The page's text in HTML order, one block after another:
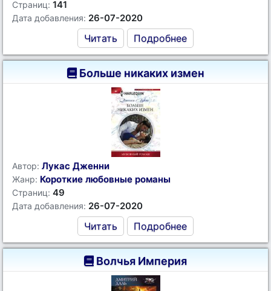
Страниц: 141
Дата добавления: 26-07-2020
Читать Подробнее
Больше никаких измен
Автор: Лукас Дженни
Жанр: Короткие любовные романы
Страниц: 49
Дата добавления: 26-07-2020
Читать Подробнее
Волчья Империя